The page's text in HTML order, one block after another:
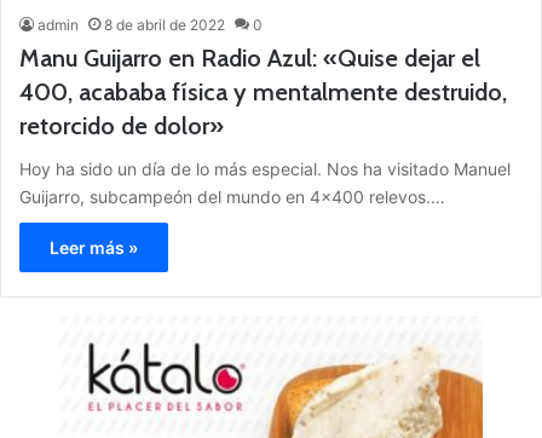
admin 8 de abril de 2022 0
Manu Guijarro en Radio Azul: «Quise dejar el
400, acababa física y mentalmente destruido,
retorcido de dolor»
Hoy ha sido un día de lo más especial. Nos ha visitado Manuel
Guijarro, subcampeón del mundo en 4×400 relevos.…
Leer más »